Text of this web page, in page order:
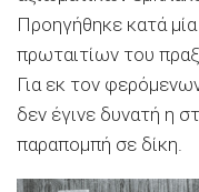
Προηγήθηκε κατά
πρωταιτίων του
Για εκ τον
δεν έγινε δυνατή η
παραπομπή σε δίκη.